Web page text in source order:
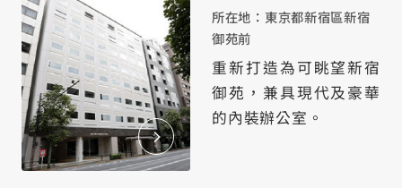
所在地：東京都新宿區新宿
御苑前
重新打造為可眺望新宿
御苑，兼具現代及豪華
的內裝辦公室。